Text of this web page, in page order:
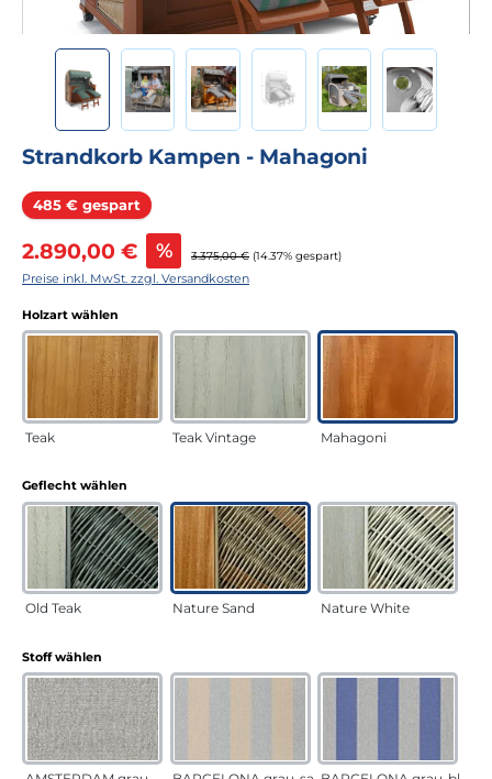
Strandkorb Kampen - Mahagoni
485 € gespart Rabatt
Verkaufspreis:
2.890,00 € % Regulärer Preis:
3.375,00 € (14.37% gespart)
Preise inkl. MwSt. zzgl. Versandkosten
Holzart wählen
Teak Teak Vintage Mahagoni
Geflecht wählen
Old Teak Nature Sand Nature White
Stoff wählen